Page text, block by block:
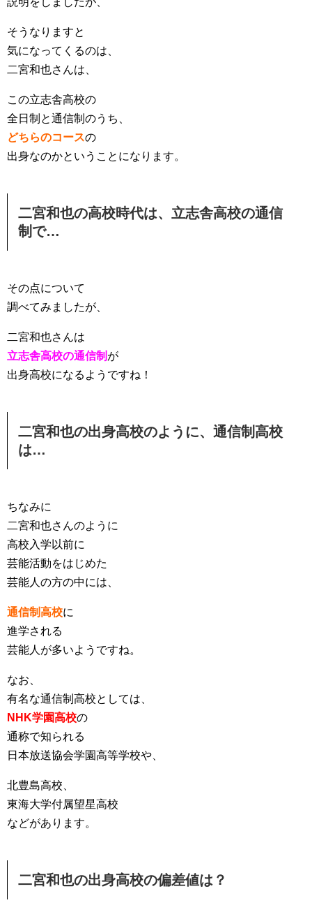
そうなりますと
気になってくるのは、
二宮和也さんは、
この立志舎高校の
全日制と通信制のうち、
どちらのコースの
出身なのかということになります。
二宮和也の高校時代は、立志舎高校の通信
制で…
その点について
調べてみましたが、
二宮和也さんは
立志舎高校の通信制 が
出身高校になるようですね！
二宮和也の出身高校のように、通信制高校
は…
ちなみに
二宮和也さんのように
高校入学以前に
芸能活動をはじめた
芸能人の方の中には、
通信制高校に
進学される
芸能人が多いようですね。
なお、
有名な通信制高校としては、
NHK学園高校の
通称で知られる
日本放送協会学園高等学校や、
北豊島高校、
東海大学付属望星高校
などがあります。
二宮和也の出身高校の偏差値は？